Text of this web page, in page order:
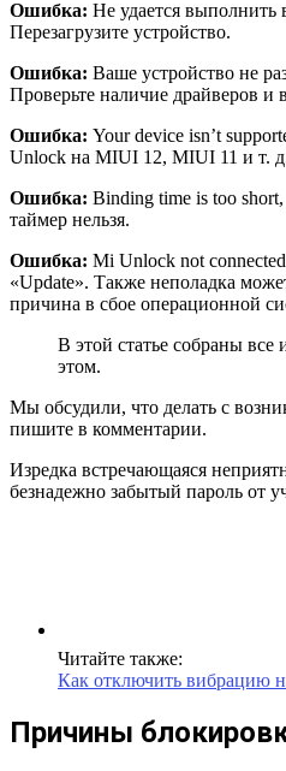
Ошибка: Не удается выполнить
Перезагрузите устройство.
Ошибка: Ваше устройство не
Проверьте наличие драйверов
Ошибка: Your device isn’t
Unlock на MIUI 12, MIUI 11 и т.
Ошибка: Binding time is too
таймер нельзя.
Ошибка: Mi Unlock not
«Update». Также неполадка
причина в сбое операционной
В этой статье собраны
этом.
Мы обсудили, что делать с
пишите в комментарии.
Изредка встречающаяся
безнадежно забытый пароль от
Читайте также:
Как отключить вибрацию
Причины